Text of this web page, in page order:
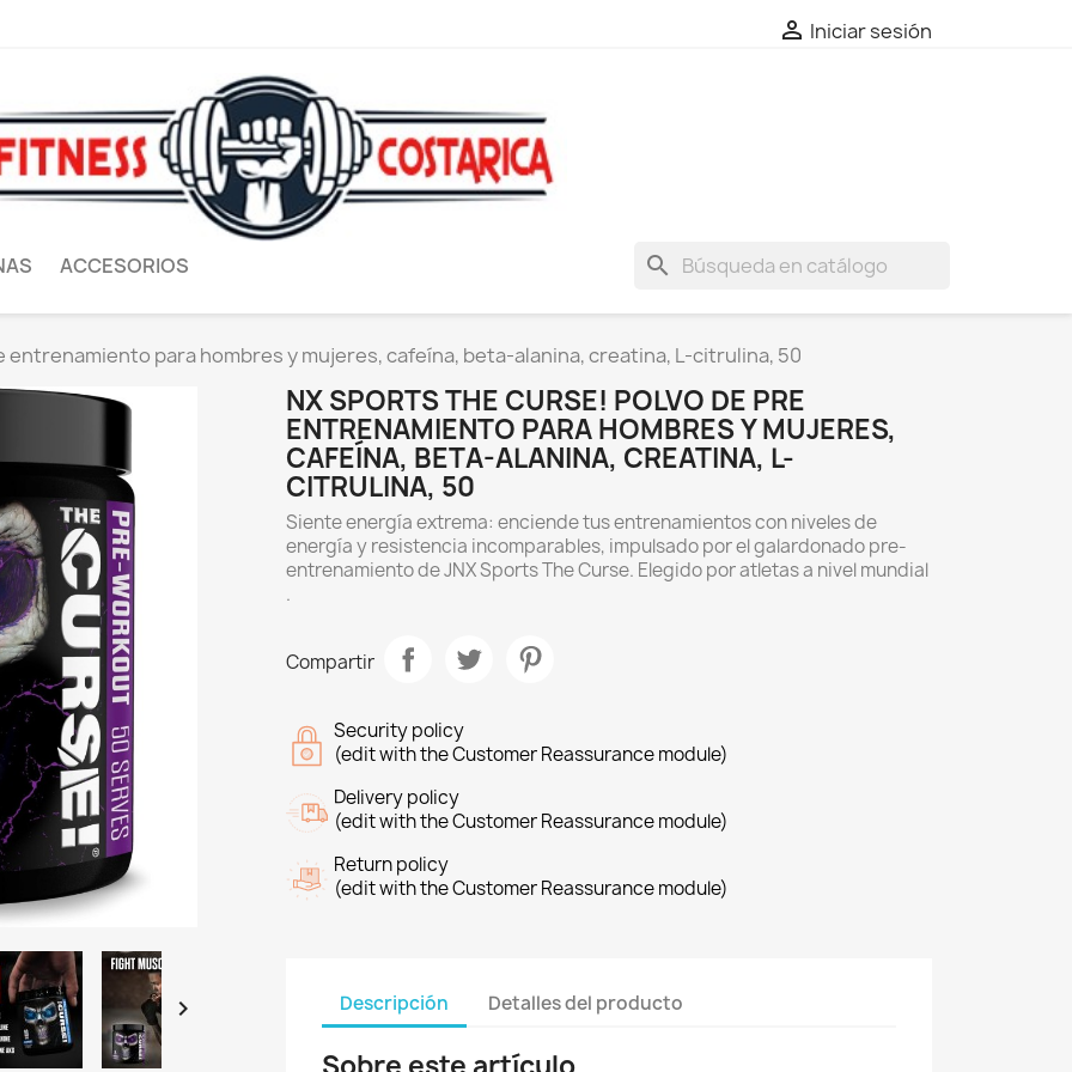
 Iniciar sesión
search
ACCESORIOS
entrenamiento para hombres y mujeres, cafeína, beta-alanina, creatina, L-citrulina, 50

NX SPORTS THE CURSE! POLVO DE PRE
ENTRENAMIENTO PARA HOMBRES Y MUJERES,
CAFEÍNA, BETA-ALANINA, CREATINA, L-
CITRULINA, 50
Siente energía extrema: enciende tus entrenamientos con niveles de
energía y resistencia incomparables, impulsado por el galardonado pre-
entrenamiento de JNX Sports The Curse. Elegido por atletas a nivel mundial
.
Compartir
Security policy
(edit with the Customer Reassurance module)
Delivery policy
(edit with the Customer Reassurance module)
Return policy
(edit with the Customer Reassurance module)
Descripción Detalles del producto